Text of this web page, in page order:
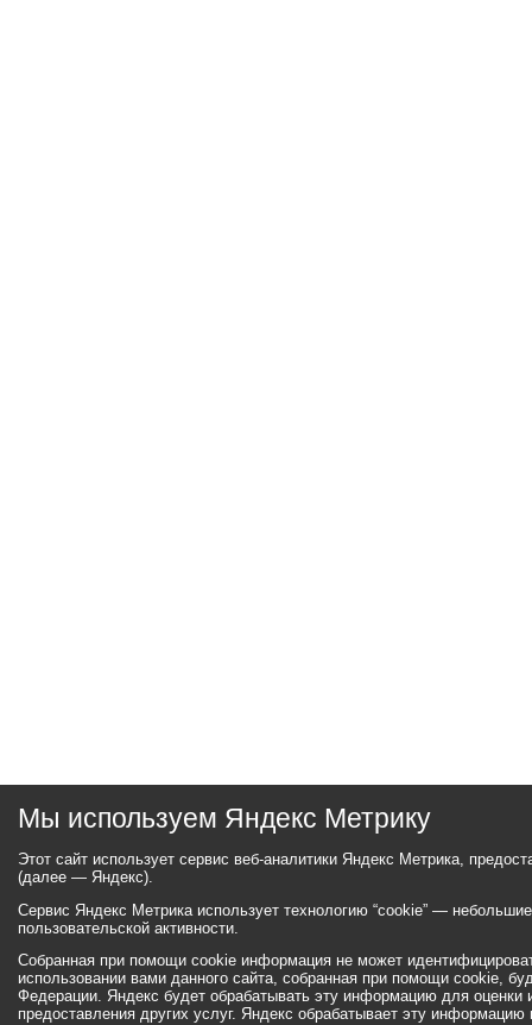
Мы используем Яндекс Метрику
Этот сайт использует сервис веб-аналитики Яндекс Метрика,
(далее — Яндекс).
Сервис Яндекс Метрика использует технологию “cookie” —
пользовательской активности.
Собранная при помощи cookie информация не может
использовании вами данного сайта, собранная при помощи cookie,
Федерации. Яндекс будет обрабатывать эту информацию для оценки
предоставления других услуг. Яндекс обрабатывает эту